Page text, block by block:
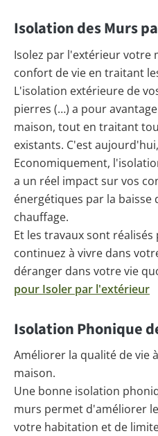
Isolation des Murs
Isolez par l'extérieur votre
confort de vie en traitant
L'isolation extérieure de
pierres (…) a pour
maison, tout en traitant
existants. C'est
Economiquement,
a un réel impact sur vos
énergétiques par la baisse
chauffage.
Et les travaux sont
continuez à vivre dans
déranger dans votre vie
pour Isoler par l'extérieur
Isolation Phonique
Améliorer la qualité de vie
maison.
Une bonne isolation
murs permet d'améliorer
votre habitation et de